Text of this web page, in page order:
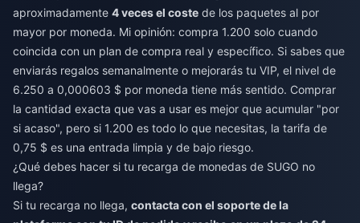
aproximadamente 4 veces el coste de los paquetes al por
mayor por moneda. Mi opinión: compra 1.200 solo cuando
coincida con un plan de compra real y específico. Si sabes que
enviarás regalos semanalmente o mejorarás tu VIP, el nivel de
6.250 a 0,000603 $ por moneda tiene más sentido. Comprar
la cantidad exacta que vas a usar es mejor que acumular "por
si acaso", pero si 1.200 es todo lo que necesitas, la tarifa de
0,75 $ es una entrada limpia y de bajo riesgo.
¿Qué debes hacer si tu recarga de monedas de SUGO no
llega?
Si tu recarga no llega, contacta con el soporte de la